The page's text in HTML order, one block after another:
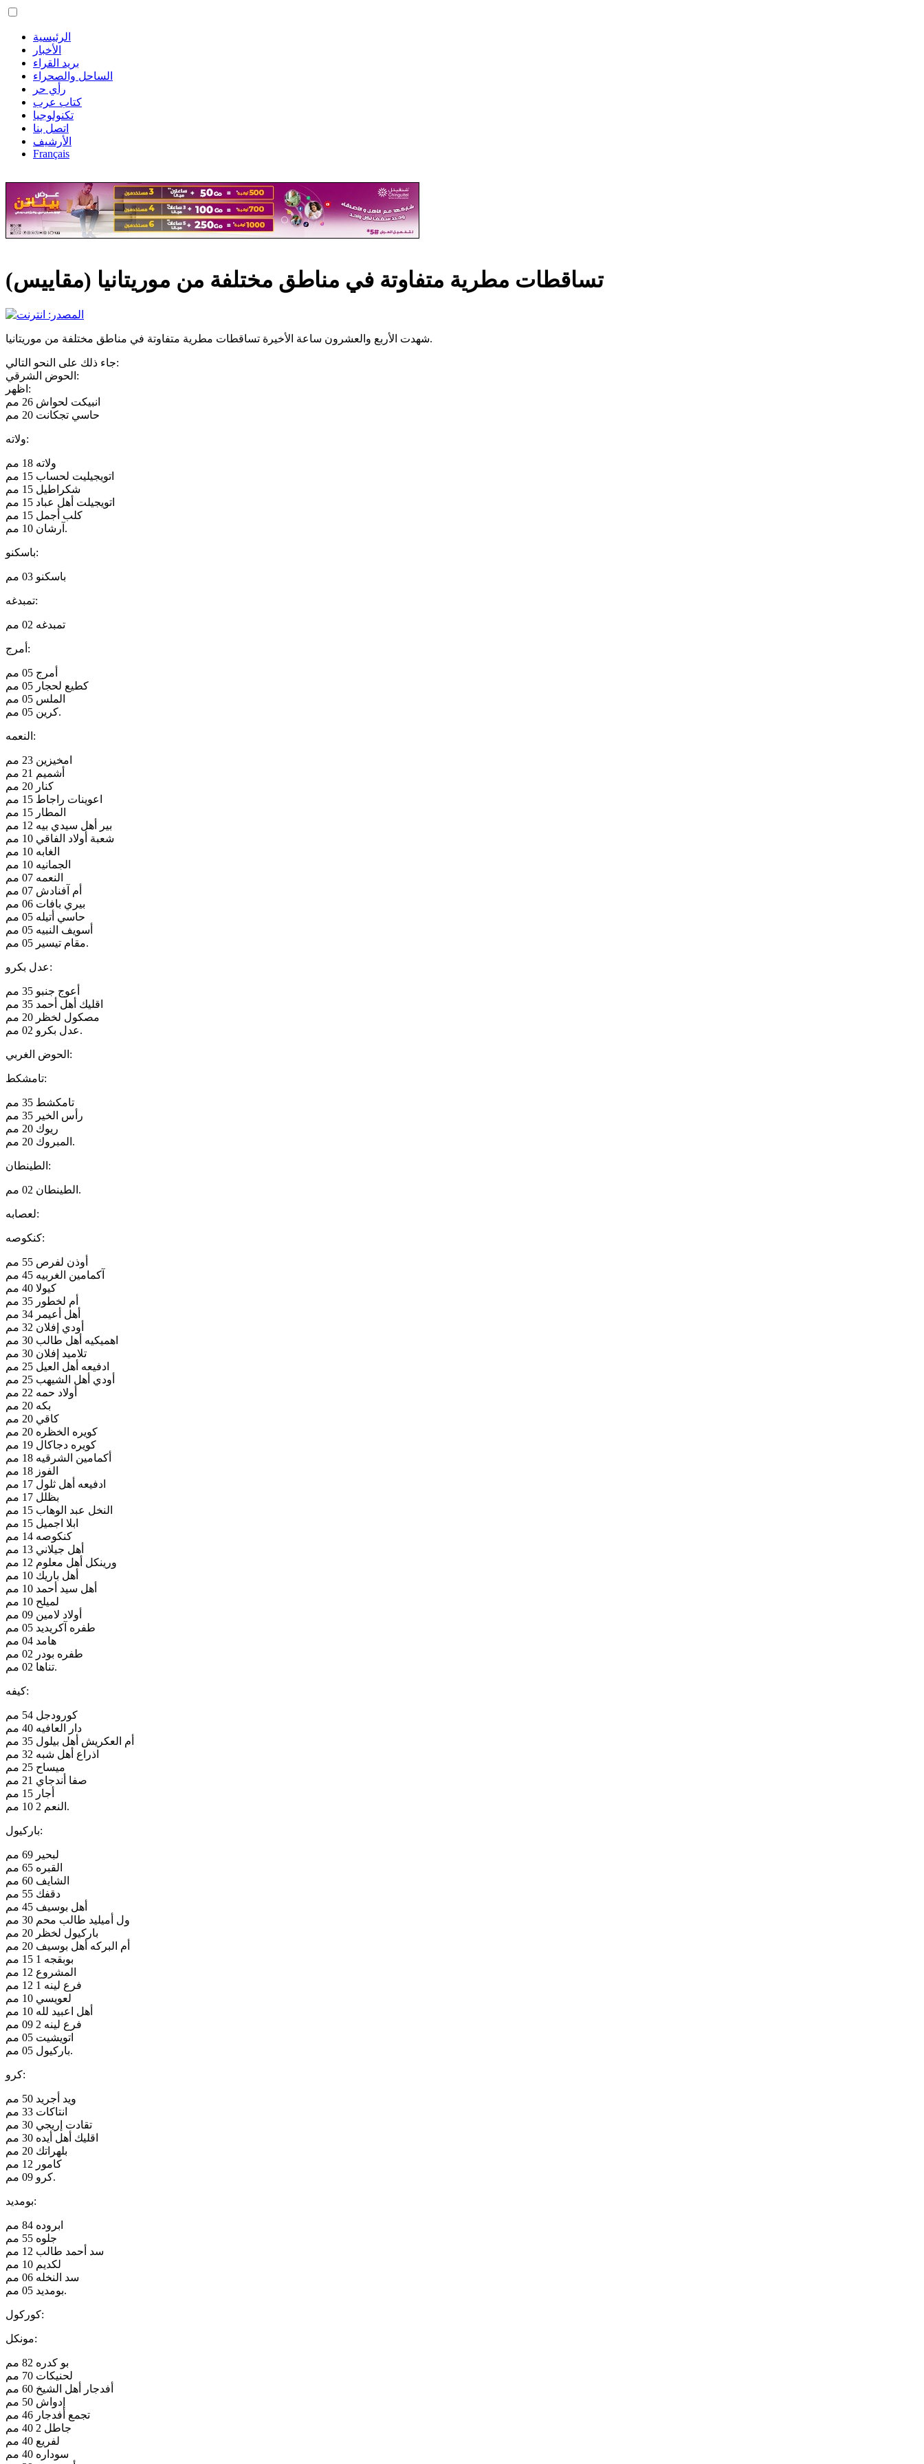
الرئيسية
الأخبار
بريد القراء
الساحل والصحراء
رأي حر
كتاب عرب
تكنولوجيا
اتصل بنا
الأرشيف
Français
تساقطات مطرية متفاوتة في مناطق مختلفة من موريتانيا (مقاييس)
شهدت الأربع والعشرون ساعة الأخيرة تساقطات مطرية متفاوتة في مناطق مختلفة من موريتانيا.
جاء ذلك على النحو التالي:
الحوض الشرقي:
اظهر:
انبيكت لحواش 26 مم
حاسي تجكانت 20 مم
ولاته:
ولاته 18 مم
اتويجيليت لحساب 15 مم
شكراطيل 15 مم
اتويجيلت أهل عباد 15 مم
كلب أجمل 15 مم
آرشان 10 مم.
باسكنو:
باسكنو 03 مم
تمبدغه:
تمبدغه 02 مم
أمرج:
أمرج 05 مم
كطيع لحجار 05 مم
الملس 05 مم
كرين 05 مم.
النعمه:
امخيزين 23 مم
أشميم 21 مم
كنار 20 مم
اعوينات راجاط 15 مم
المطار 15 مم
بير أهل سيدي بيه 12 مم
شعبة أولاد الفاقي 10 مم
الغابه 10 مم
الجمانيه 10 مم
النعمه 07 مم
أم آفنادش 07 مم
بيري بافات 06 مم
حاسي أتيله 05 مم
أسويف النبيه 05 مم
مقام تيسير 05 مم.
عدل بكرو:
أعوج جنبو 35 مم
اقليك أهل أحمد 35 مم
مصكول لخظر 20 مم
عدل بكرو 02 مم.
الحوض الغربي:
تامشكط:
تامكشط 35 مم
رأس الخير 35 مم
ريوك 20 مم
المبروك 20 مم.
الطينطان:
الطينطان 02 مم.
لعصابه:
كنكوصه:
أوذن لفرص 55 مم
آكمامين الغربيه 45 مم
كيولا 40 مم
أم لخطور 35 مم
أهل أعيمر 34 مم
أودي إفلان 32 مم
اهميكيه أهل طالب 30 مم
تلاميد إفلان 30 مم
ادفيعه أهل العيل 25 مم
أودي أهل الشيهب 25 مم
أولاد حمه 22 مم
بكه 20 مم
كاقي 20 مم
كويره الخظره 20 مم
كويره دجاكال 19 مم
أكمامين الشرقيه 18 مم
الفوز 18 مم
ادفيعه أهل ثلول 17 مم
بظلل 17 مم
النخل عبد الوهاب 15 مم
ابلا اجميل 15 مم
كنكوصه 14 مم
أهل جيلاني 13 مم
ورينكل أهل معلوم 12 مم
أهل باريك 10 مم
أهل سيد أحمد 10 مم
لميلح 10 مم
أولاد لامين 09 مم
طفره آكريديد 05 مم
هامد 04 مم
طفره بودر 02 مم
تناها 02 مم.
كيفه:
كورودجل 54 مم
دار العافيه 40 مم
أم العكريش أهل بيلول 35 مم
اذراع أهل شبه 32 مم
ميساح 25 مم
صفا أندجاي 21 مم
أجار 15 مم
النعم 2 10 مم.
باركيول:
لبحير 69 مم
القبره 65 مم
الشايف 60 مم
دقفك 55 مم
أهل بوسيف 45 مم
ول أميليد طالب محم 30 مم
باركيول لخظر 20 مم
أم البركه أهل بوسيف 20 مم
بوبقجه 1 15 مم
المشروع 12 مم
فرع لينه 1 12 مم
لعويسي 10 مم
أهل اعبيد لله 10 مم
فرع لينه 2 09 مم
اتويشيت 05 مم
باركيول 05 مم.
كرو:
ويد أجريد 50 مم
انتاكات 33 مم
تقادت إريجي 30 مم
اقليك أهل أيده 30 مم
بلهراتك 20 مم
كامور 12 مم
كرو 09 مم.
بومديد:
ابروده 84 مم
جلوه 55 مم
سد أحمد طالب 12 مم
لكديم 10 مم
سد النخله 06 مم
بومديد 05 مم.
كوركول:
مونكل:
بو كدره 82 مم
لحنيكات 70 مم
أفدجار أهل الشيخ 60 مم
إدواش 50 مم
تجمع أفدجار 46 مم
جاطل 2 40 مم
لفريع 40 مم
سوداره 40 مم